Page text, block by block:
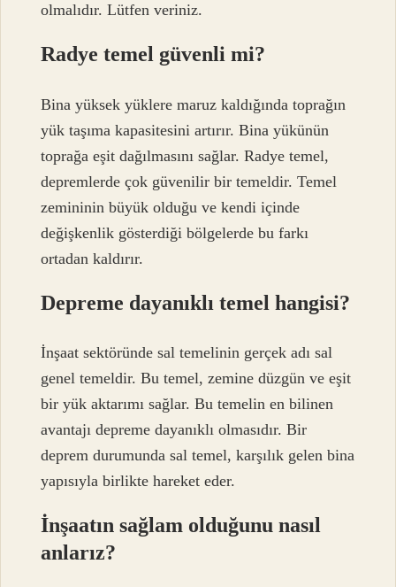
olmalıdır. Lütfen veriniz.
Radye temel güvenli mi?
Bina yüksek yüklere maruz kaldığında toprağın
yük taşıma kapasitesini artırır. Bina yükünün
toprağa eşit dağılmasını sağlar. Radye temel,
depremlerde çok güvenilir bir temeldir. Temel
zemininin büyük olduğu ve kendi içinde
değişkenlik gösterdiği bölgelerde bu farkı
ortadan kaldırır.
Depreme dayanıklı temel hangisi?
İnşaat sektöründe sal temelinin gerçek adı sal
genel temeldir. Bu temel, zemine düzgün ve eşit
bir yük aktarımı sağlar. Bu temelin en bilinen
avantajı depreme dayanıklı olmasıdır. Bir
deprem durumunda sal temel, karşılık gelen bina
yapısıyla birlikte hareket eder.
İnşaatın sağlam olduğunu nasıl
anlarız?